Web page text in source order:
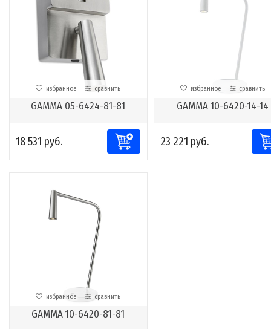
избранное сравнить
GAMMA 05-6424-81-81
18 531 руб.
избранное сравнить
GAMMA 10-6420-14-14
23 221 руб.
избранное сравнить
GAMMA 10-6420-81-81